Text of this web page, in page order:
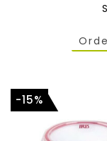
-15%